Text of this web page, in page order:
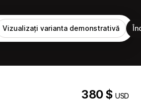
Vizualizați varianta demonstrativă
380 $USD